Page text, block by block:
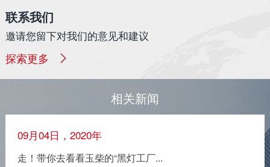
联系我们
邀请您留下对我们的意见和建议
探索更多
相关新闻
09月04日，2020年
走！带你去看看玉柴的“黑灯工厂...